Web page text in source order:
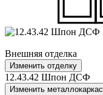
Внешняя отделка
Изменить отделку
12.43.42 Шпон ДСФ
Изменить металлокаркас